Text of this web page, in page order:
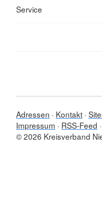
Service
Adressen Kontakt
Impressum
RSS-Feed
© 2026 Kreisverband